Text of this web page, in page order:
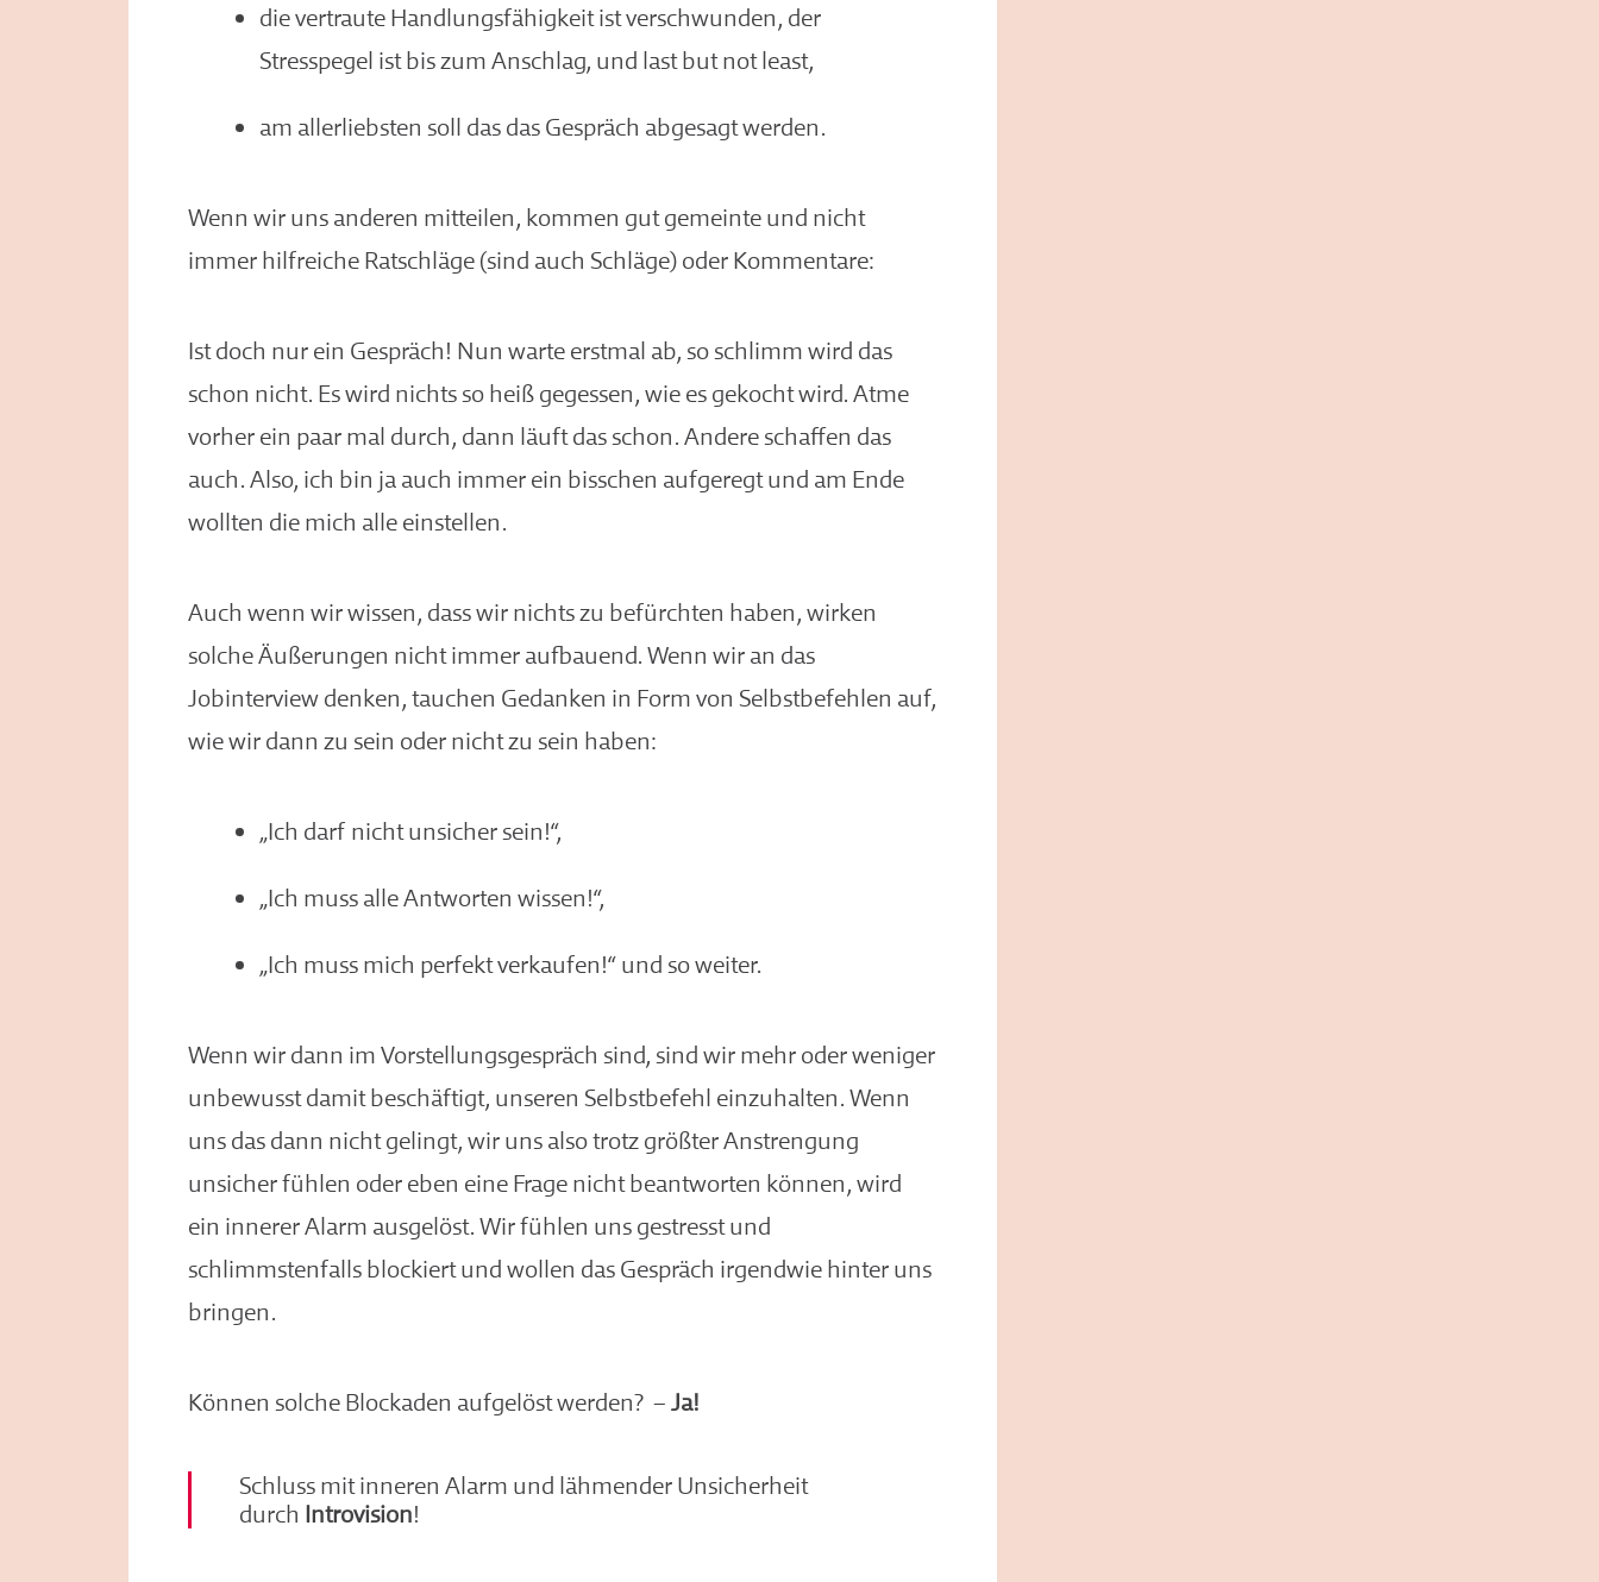
die vertraute Handlungsfähigkeit ist verschwunden, der
Stresspegel ist bis zum Anschlag, und last but not least,
am allerliebsten soll das das Gespräch abgesagt werden.
Wenn wir uns anderen mitteilen, kommen gut gemeinte und nicht
immer hilfreiche Ratschläge (sind auch Schläge) oder Kommentare:
Ist doch nur ein Gespräch! Nun warte erstmal ab, so schlimm wird das
schon nicht. Es wird nichts so heiß gegessen, wie es gekocht wird. Atme
vorher ein paar mal durch, dann läuft das schon. Andere schaffen das
auch. Also, ich bin ja auch immer ein bisschen aufgeregt und am Ende
wollten die mich alle einstellen.
Auch wenn wir wissen, dass wir nichts zu befürchten haben, wirken
solche Äußerungen nicht immer aufbauend. Wenn wir an das
Jobinterview denken, tauchen Gedanken in Form von Selbstbefehlen auf,
wie wir dann zu sein oder nicht zu sein haben:
„Ich darf nicht unsicher sein!“,
„Ich muss alle Antworten wissen!“,
„Ich muss mich perfekt verkaufen!“ und so weiter.
Wenn wir dann im Vorstellungsgespräch sind, sind wir mehr oder weniger
unbewusst damit beschäftigt, unseren Selbstbefehl einzuhalten. Wenn
uns das dann nicht gelingt, wir uns also trotz größter Anstrengung
unsicher fühlen oder eben eine Frage nicht beantworten können, wird
ein innerer Alarm ausgelöst. Wir fühlen uns gestresst und
schlimmstenfalls blockiert und wollen das Gespräch irgendwie hinter uns
bringen.
Können solche Blockaden aufgelöst werden? –Ja!
Schluss mit inneren Alarm und lähmender Unsicherheit
durch Introvision!